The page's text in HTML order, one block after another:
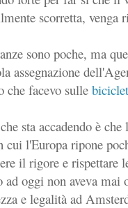
scorretta, venga
sono poche, ma
assegnazione
che facevo sulle
sta accadendo è
cui l'Europa ripone
il rigore e rispettare
ad oggi non aveva mai
e legalità ad